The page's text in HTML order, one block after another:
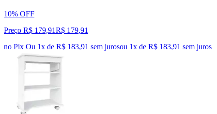
10% OFF
Preço R$ 179,91R$ 179,91
no Pix Ou 1x de R$ 183,91 sem jurosou 1x de R$ 183,91 sem juros